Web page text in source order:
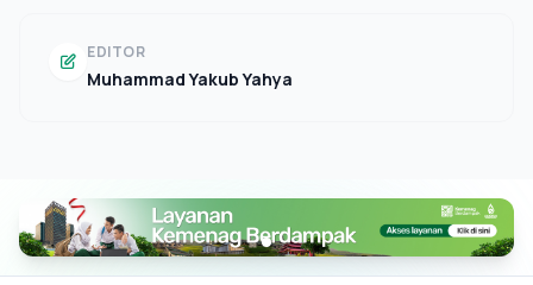
EDITOR
Muhammad Yakub Yahya